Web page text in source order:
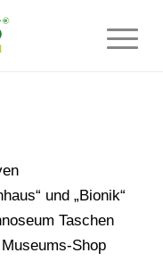
und „Bionik“
Taschen
Shop